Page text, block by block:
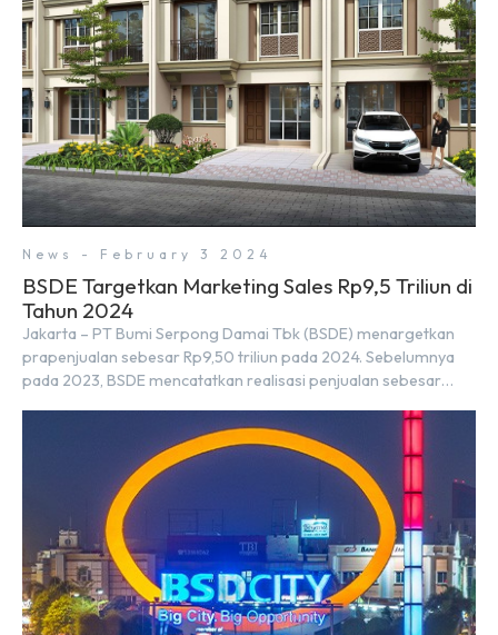
News - February 3 2024
BSDE Targetkan Marketing Sales Rp9,5 Triliun di
Tahun 2024
Jakarta – PT Bumi Serpong Damai Tbk (BSDE) menargetkan
prapenjualan sebesar Rp9,50 triliun pada 2024. Sebelumnya
pada 2023, BSDE mencatatkan realisasi penjualan sebesar
Rp8,80 triliun. Menurut Direktur BSDE Hermawan Wijaya
menghadapi 2024, kondisi ekonomi global maupun nasional
dapat memengaruhi pertimbangan masyarakat untuk
membeli rumah maupun investasi di sektor […]